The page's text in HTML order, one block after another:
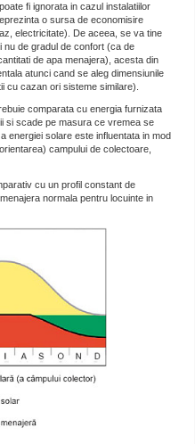
fi ignorata in cazul instalatiilor
o sursa de economisire
electricitate). De aceea, se va tine
nu de gradul de confort (ca de
de apa menajera), acesta din
atunci cand se aleg dimensiunile
cu cazan ori sisteme similare).
comparata cu energia furnizata
si scade pe masura ce vremea se
energiei solare este influentata in mod
campului de colectoare,
cu un profil constant de
normala pentru locuinte in